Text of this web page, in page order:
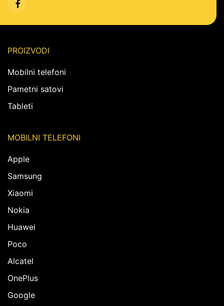
PROIZVODI
Mobilni telefoni
Pametni satovi
Tableti
MOBILNI TELEFONI
Apple
Samsung
Xiaomi
Nokia
Huawei
Poco
Alcatel
OnePlus
Google